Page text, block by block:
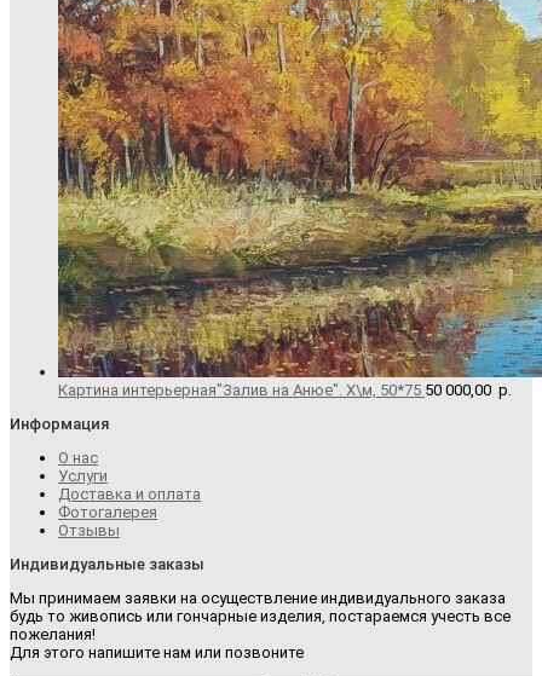
Картина интерьерная"Залив на Анюе". Х\м, 50*75 50 000,00 р.
Информация
О нас
Услуги
Доставка и оплата
Фотогалерея
Отзывы
Индивидуальные заказы
Мы принимаем заявки на осуществление индивидуального заказа
будь то живопись или гончарные изделия, постараемся учесть все
пожелания!
Для этого напишите нам или позвоните